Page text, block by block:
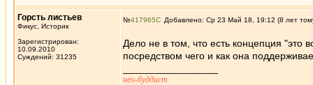
Горсть листьев
Фикус, Историк
Зарегистрирован:
10.09.2010
Суждений: 31235
№417965 Добавлено: Ср 23 Май 18, 19:12 (8 лет
Дело не в том, что есть концепция "это
посредством чего и как она
нео-буддист